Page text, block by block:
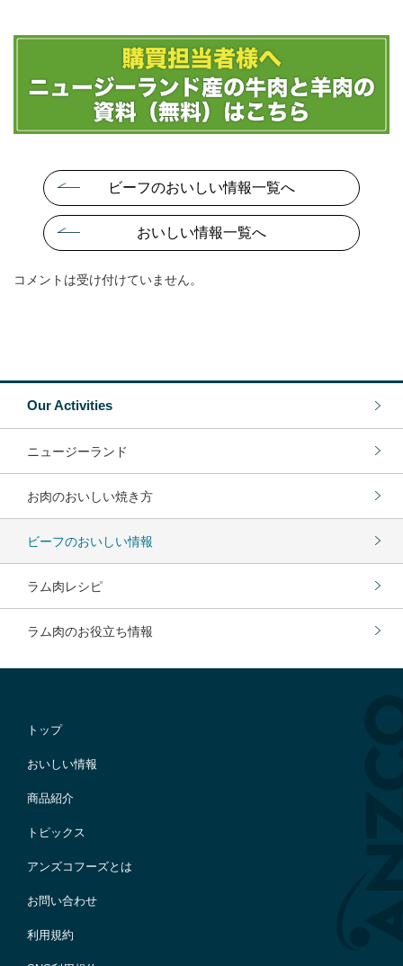
ビーフのおいしい情報一覧へ
おいしい情報一覧へ
コメントは受け付けていません。
Our Activities
ニュージーランド
お肉のおいしい焼き方
ビーフのおいしい情報
ラム肉レシピ
ラム肉のお役立ち情報
トップ
おいしい情報
商品紹介
トピックス
アンズコフーズとは
お問い合わせ
利用規約